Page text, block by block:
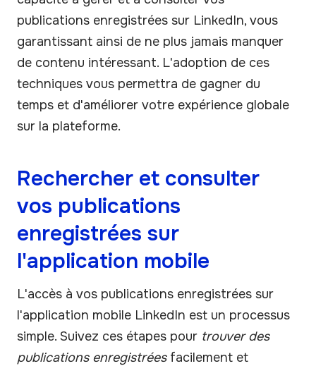
publications enregistrées sur LinkedIn, vous
garantissant ainsi de ne plus jamais manquer
de contenu intéressant. L'adoption de ces
techniques vous permettra de gagner du
temps et d'améliorer votre expérience globale
sur la plateforme.
Rechercher et consulter
vos publications
enregistrées sur
l'application mobile
L'accès à vos publications enregistrées sur
l'application mobile LinkedIn est un processus
simple. Suivez ces étapes pour trouver des
publications enregistréesfacilement et